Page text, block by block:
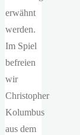
erwähnt
werden.
Im Spiel
befreien
wir
Christopher
Kolumbus
aus dem